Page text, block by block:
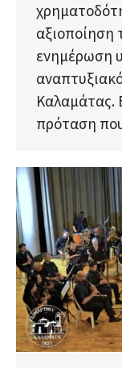
αξιοποίηση
ενημέρωση
Καλαμάτας.
πρόταση